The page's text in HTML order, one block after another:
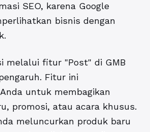
SEO, karena Google
bisnis dengan
melalui fitur "Post" di GMB
Fitur ini
untuk membagikan
promosi, atau acara khusus.
meluncurkan produk baru